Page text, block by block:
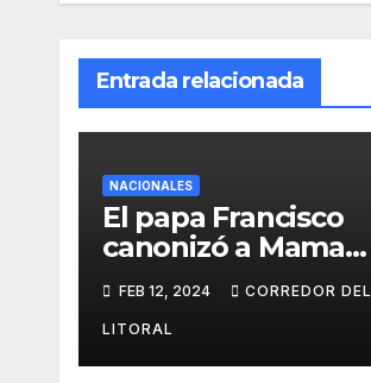
Entrada relacionada
NACIONALES
El papa Francisco
canonizó a Mama
Antula que se
convirtió en la
primera santa
argentina
FEB 12, 2024 CORREDOR DEL
LITORAL